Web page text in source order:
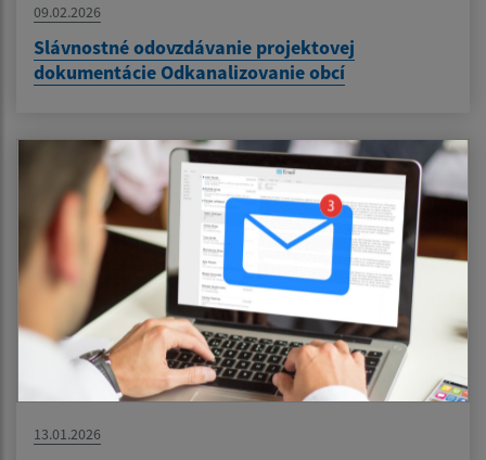
09.02.2026
Slávnostné odovzdávanie projektovej
dokumentácie Odkanalizovanie obcí
13.01.2026